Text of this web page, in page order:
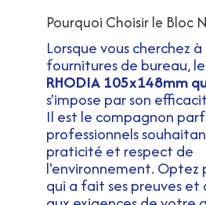
Pourquoi Choisir le Bloc
Lorsque vous cherchez
fournitures de bureau, le
RHODIA 105x148mm
s'impose par son
Il est le compagnon
professionnels
praticité et respect de
l'environnement. Optez
qui a fait ses preuves et